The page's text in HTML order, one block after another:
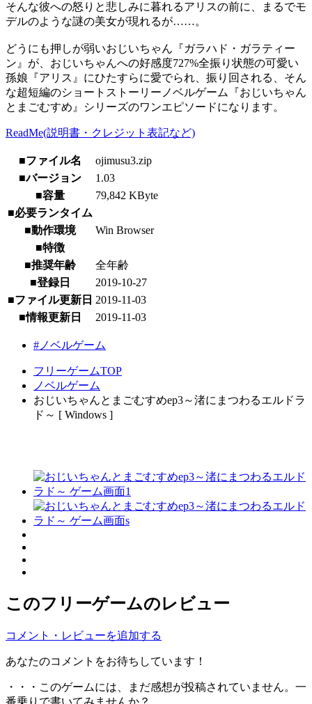
そんな彼への怒りと悲しみに暮れるアリスの前に、まるでモ
デルのような謎の美女が現れるが……。
どうにも押しが弱いおじいちゃん『ガラハド・ガラティー
ン』が、おじいちゃんへの好感度727%全振り状態の可愛い
孫娘『アリス』にひたすらに愛でられ、振り回される、そん
な超短編のショートストーリーノベルゲーム『おじいちゃん
とまごむすめ』シリーズのワンエピソードになります。
ReadMe(説明書・クレジット表記など)
■ファイル名
ojimusu3.zip
■バージョン
1.03
■容量
79,842 KByte
■必要ランタイム
■動作環境
Win Browser
■特徴
■推奨年齢
全年齢
■登録日
2019-10-27
■ファイル更新日 2019-11-03
■情報更新日
2019-11-03
#ノベルゲーム
フリーゲームTOP
ノベルゲーム
おじいちゃんとまごむすめep3～渚にまつわるエルドラ
ド～ [ Windows ]
このフリーゲームのレビュー
コメント・レビューを追加する
あなたのコメントをお待ちしています！
・・・このゲームには、まだ感想が投稿されていません。一
番乗りで書いてみませんか？